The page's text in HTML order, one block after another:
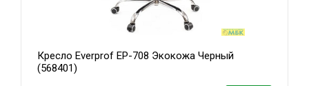
Кресло Everprof EP-708 Экокожа Черный
(568401)